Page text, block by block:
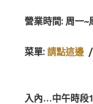
營業時間: 周一
菜單: 請點這邊 /
入內…中午時段